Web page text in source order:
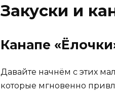
Закуски и
Канапе
Давайте начнём с этих
которые мгновенно